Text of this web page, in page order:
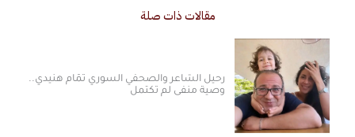
مقالات ذات صلة
رحيل الشاعر والصحفي السوري تمّام هنيدي..
وصية منفى لم تكتمل